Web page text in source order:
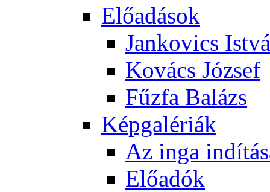
Elő­adá­sok
Jan­ko­vics
Ko­vács Jó­zsef
Fűz­fa Ba­lázs
Kép­ga­lé­ri­ák
Az in­ga
Elő­adók